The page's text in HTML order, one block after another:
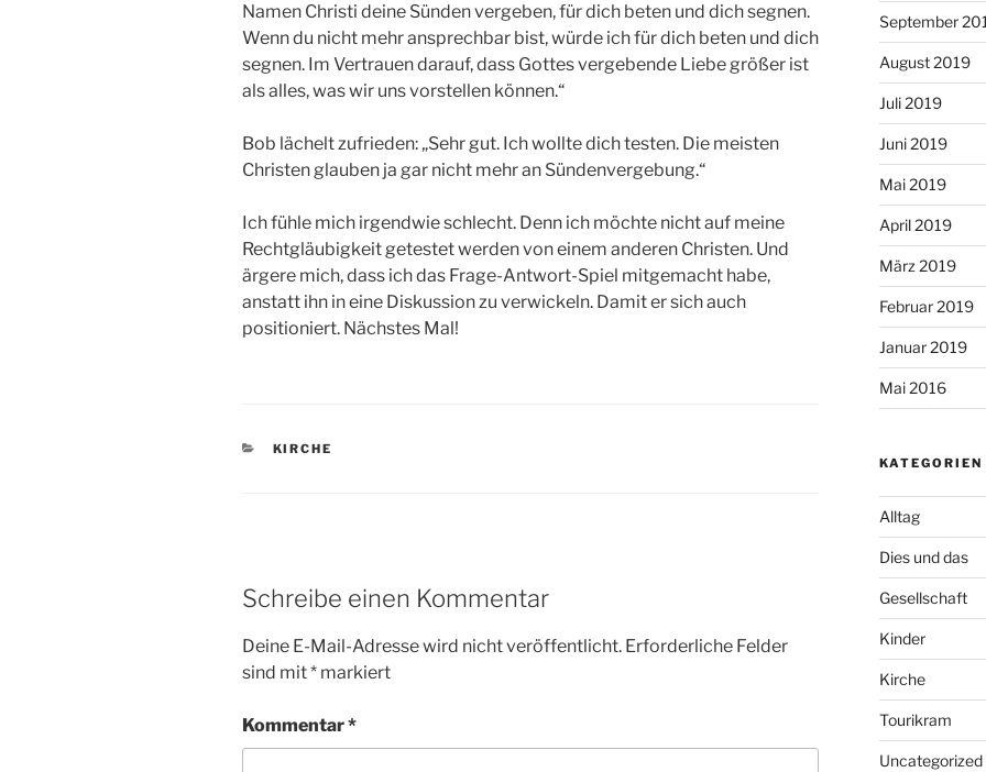
Namen Christi deine Sünden vergeben, für dich beten und dich segnen.
Wenn du nicht mehr ansprechbar bist, würde ich für dich beten und dich
segnen. Im Vertrauen darauf, dass Gottes vergebende Liebe größer ist
als alles, was wir uns vorstellen können.“
Bob lächelt zufrieden: „Sehr gut. Ich wollte dich testen. Die meisten
Christen glauben ja gar nicht mehr an Sündenvergebung.“
Ich fühle mich irgendwie schlecht. Denn ich möchte nicht auf meine
Rechtgläubigkeit getestet werden von einem anderen Christen. Und
ärgere mich, dass ich das Frage-Antwort-Spiel mitgemacht habe,
anstatt ihn in eine Diskussion zu verwickeln. Damit er sich auch
positioniert. Nächstes Mal!
KATEGORIEN
KIRCHE
Schreibe einen Kommentar
Deine E-Mail-Adresse wird nicht veröffentlicht. Erforderliche Felder
sind mit* markiert
Kommentar*
September
August 2019
Juli 2019
Juni 2019
Mai 2019
April 2019
März 2019
Februar 2019
Januar 2019
Mai 2016
KATEGORIEN
Alltag
Dies und das
Gesellschaft
Kinder
Kirche
Tourikram
Uncategorized